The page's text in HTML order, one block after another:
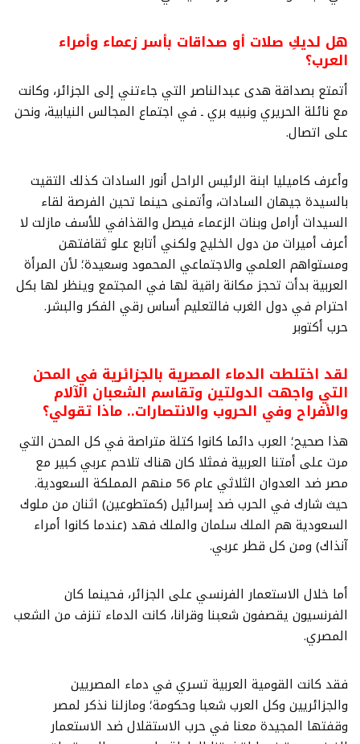
هل لديكِ صلات أو صداقات بأسر زعماء وأمراء
العرب؟
أتمتع بصداقة هدى عبدالناصر التي جاءتني إلى الجزائر، وكانت
مع نائلة الحريري ونبيه بري ـ في اجتماع المجالس النيابية، ونحن
على اتصال.
وأعرف كاميليا ابنة الرئيس الراحل أنور السادات كذلك التقيت
بالسيدة جيهان السادات، وأتمنى حينما تحين الفرصة لقاء
السيدات أرامل وبنات الزعماء فيصل والقذافي للأسف مازلت لا
أعرف أميرات من دول الخليج ولكني أتابع علو ثقافتهن
ومستواهم العلمي والاجتماعي المحمود وسعيدة؛ لأن المرأة
العربية بدأت تحجز مكانة راقية لها في المجتمع وينظر لها بكل
احترام في دول الغرب فالتعليم أساس رقي الفكر والبشر.
حرب أكتوبر
لقد اختلطت الدماء المصرية بالجزائرية في المحن
التي واجهت الدولتين وتقاسم الشعبان الآلام
والأفراح وفي الحروب والانتصارات.. ماذا تقولي؟
هذا صحيح؛ العرب دائما كانوا كتلة متراصة في كل المحن التي
مرت على أمتنا العربية فمثلا كان هناك تلاحم عربي كبير مع
مصر ضد العدوان الثلاثي عام 56 منهم المملكة السعودية.
حيث شارك في الحرب ضد إسرائيل (كمتطوعين) اثنان من ملوك
السعودية هم الملك سلمان والملك فهد (عندما كانوا أمراء
آنذاك) ومن كل قطر عربي.
أما خلال الاستعمار الفرنسي على الجزائر، فحينما كان
الفرنسيون يقصفون شعبنا وقرانا، كانت الدماء تنزف من الشعب
المصري.
فقد كانت القومية العربية تسري في دماء المصريين
والجزائريين وكل العرب شعبا وحكومة؛ ومازلنا نذكر لمصر
وقفتها المجيدة معنا في حرب الاستقلال ضد الاستعمار